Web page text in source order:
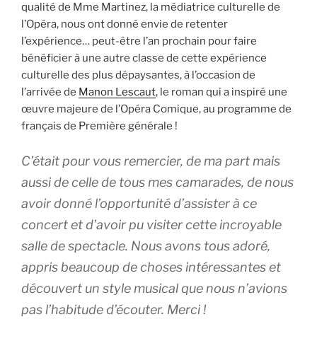
qualité de Mme Martinez, la médiatrice culturelle de
l’Opéra, nous ont donné envie de retenter
l’expérience… peut-être l’an prochain pour faire
bénéficier à une autre classe de cette expérience
culturelle des plus dépaysantes, à l’occasion de
l’arrivée de Manon Lescaut, le roman qui a inspiré une
œuvre majeure de l’Opéra Comique, au programme de
français de Première générale !
C’était pour vous remercier, de ma part mais
aussi de celle de tous mes camarades, de nous
avoir donné l’opportunité d’assister à ce
concert et d’avoir pu visiter cette incroyable
salle de spectacle. Nous avons tous adoré,
appris beaucoup de choses intéressantes et
découvert un style musical que nous n’avions
pas l’habitude d’écouter. Merci !